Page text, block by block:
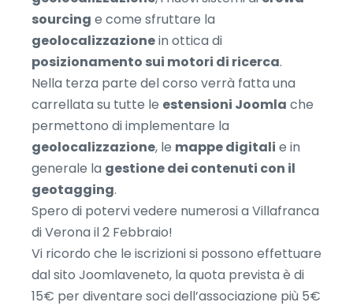
sourcing e come sfruttare la
geolocalizzazionein ottica di
posizionamento sui motori di ricerca.
Nella terza parte del corso verrà fatta una
carrellata su tutte le estensioni Joomla che
permettono di implementare la
geolocalizzazione, le mappe digitali e in
generale la gestione dei contenuti con il
geotagging.
Spero di potervi vedere numerosi a Villafranca
di Verona il 2 Febbraio!
Vi ricordo che le iscrizioni si possono effettuare
dal sito Joomlaveneto, la quota prevista è di
15€ per diventare soci dell’associazione più 5€